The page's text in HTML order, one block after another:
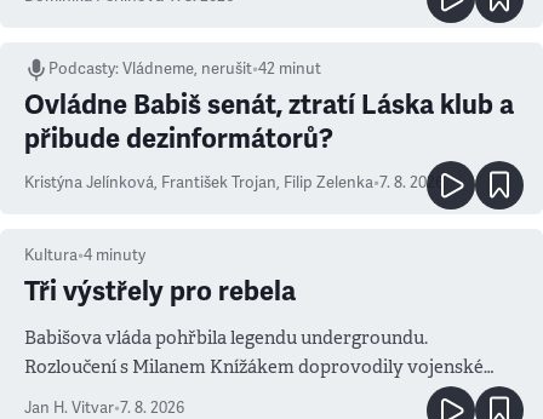
Podcasty:Vládneme, nerušit•42 minut
Ovládne Babiš senát, ztratí Láska klub a
přibude dezinformátorů?
Kristýna Jelínková, František Trojan, Filip Zelenka•7. 8. 2026
Kultura•4 minuty
Tři výstřely pro rebela
Babišova vláda pohřbila legendu undergroundu.
Rozloučení s Milanem Knížákem doprovodily vojenské
salvy i kritika pokrokářů
Jan H. Vitvar•7. 8. 2026